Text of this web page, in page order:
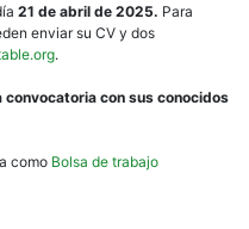
21 de abril de 2025. Para
enviar su CV y dos
.
con sus conocidos
como Bolsa de trabajo